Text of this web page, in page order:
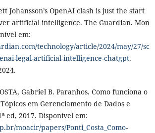
Johansson’s OpenAI clash is just the start
artificial intelligence. The Guardian. Mon
em:
technology/article/2024/may/27/sc
legal-artificial-intelligence-chatgpt.
Gabriel B. Paranhos. Como funciona o
em Gerenciamento de Dados e
ed, 2017. Disponível em:
moacir/papers/Ponti_Costa_Como-